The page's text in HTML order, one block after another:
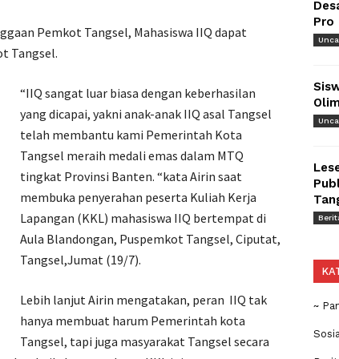
Pemkot Tangsel, Mahasiswa IIQ dapat
Tangsel.
“IIQ sangat luar biasa dengan keberhasilan
yang dicapai, yakni anak-anak IIQ asal Tangsel
telah membantu kami Pemerintah Kota
Tangsel meraih medali emas dalam MTQ
tingkat Provinsi Banten. “kata Airin saat
membuka penyerahan peserta Kuliah Kerja
Lapangan (KKL) mahasiswa IIQ bertempat di
Aula Blandongan, Puspemkot Tangsel, Ciputat,
Tangsel,Jumat (19/7).
Lebih lanjut Airin mengatakan, peran IIQ tak
hanya membuat harum Pemerintah kota
Tangsel, tapi juga masyarakat Tangsel secara
Pro
~